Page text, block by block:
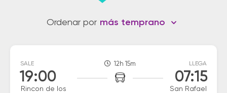
Ordenar por más temprano
SALE
19:00
Rincon de los
12h 15m LLEGA
07:15
San Rafael